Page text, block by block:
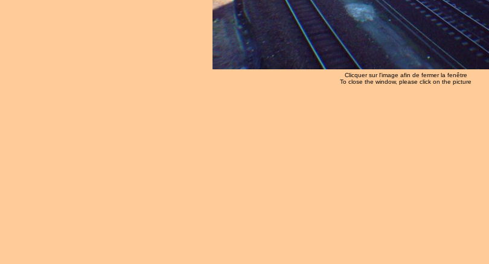
Clicquer sur l'image afin de fermer la fenêtre
To close the window, please click on the picture